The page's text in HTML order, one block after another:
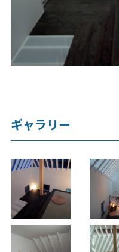
ギャラリー